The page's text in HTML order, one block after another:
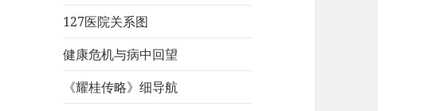
127医院关系图
健康危机与病中回望
《耀桂传略》细导航